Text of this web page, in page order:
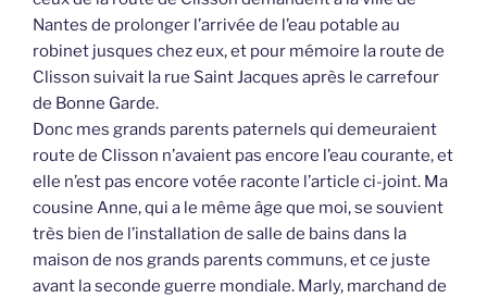
Nantes de prolonger l’arrivée de l’eau potable au
robinet jusques chez eux, et pour mémoire la route de
Clisson suivait la rue Saint Jacques après le carrefour
de Bonne Garde.
Donc mes grands parents paternels qui demeuraient
route de Clisson n’avaient pas encore l’eau courante, et
elle n’est pas encore votée raconte l’article ci-joint. Ma
cousine Anne, qui a le même âge que moi, se souvient
très bien de l’installation de salle de bains dans la
maison de nos grands parents communs, et ce juste
avant la seconde guerre mondiale. Marly, marchand de